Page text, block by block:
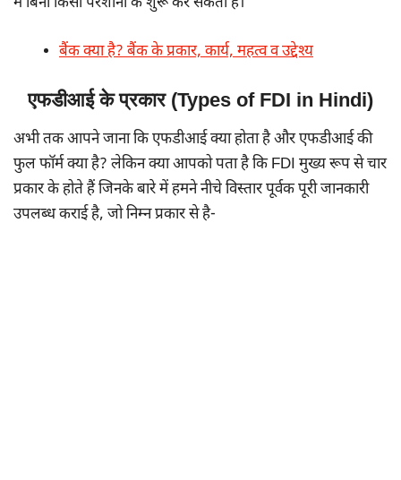
बैंक क्या है? बैंक के प्रकार, कार्य, महत्व व उद्देश्य
एफडीआई के प्रकार (Types of FDI in Hindi)
अभी तक आपने जाना कि एफडीआई क्या होता है और एफडीआई की
फुल फॉर्म क्या है? लेकिन क्या आपको पता है कि FDI मुख्य रूप से चार
प्रकार के होते हैं जिनके बारे में हमने नीचे विस्तार पूर्वक पूरी जानकारी
उपलब्ध कराई है, जो निम्न प्रकार से है-